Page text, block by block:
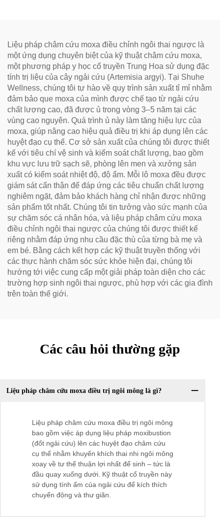
Liệu pháp châm cứu moxa điều chỉnh ngôi thai ngược là
một ứng dụng chuyên biệt của kỹ thuật châm cứu moxa,
một phương pháp y học cổ truyền Trung Hoa sử dụng đặc
tính trị liệu của cây ngải cứu (Artemisia argyi). Tại Shuhe
Wellness, chúng tôi tự hào về quy trình sản xuất tỉ mỉ nhằm
đảm bảo que moxa của mình được chế tạo từ ngải cứu
chất lượng cao, đã được ủ trong vòng 3–5 năm tại các
vùng cao nguyên. Quá trình ủ này làm tăng hiệu lực của
moxa, giúp nâng cao hiệu quả điều trị khi áp dụng lên các
huyệt đạo cụ thể. Cơ sở sản xuất của chúng tôi được thiết
kế với tiêu chí vệ sinh và kiểm soát chất lượng, bao gồm
khu vực lưu trữ sạch sẽ, phòng lên men và xưởng sản
xuất có kiểm soát nhiệt độ, độ ẩm. Mỗi lô moxa đều được
giám sát cẩn thận để đáp ứng các tiêu chuẩn chất lượng
nghiêm ngặt, đảm bảo khách hàng chỉ nhận được những
sản phẩm tốt nhất. Chúng tôi tin tưởng vào sức mạnh của
sự chăm sóc cá nhân hóa, và liệu pháp châm cứu moxa
điều chỉnh ngôi thai ngược của chúng tôi được thiết kế
riêng nhằm đáp ứng nhu cầu đặc thù của từng bà mẹ và
em bé. Bằng cách kết hợp các kỹ thuật truyền thống với
các thực hành chăm sóc sức khỏe hiện đại, chúng tôi
hướng tới việc cung cấp một giải pháp toàn diện cho các
trường hợp sinh ngôi thai ngược, phù hợp với các gia đình
trên toàn thế giới.
Các câu hỏi thường gặp
Liệu pháp châm cứu moxa điều trị ngôi mông là gì?
Liệu pháp châm cứu moxa điều trị ngôi mông
bao gồm việc áp dụng liệu pháp moxibustion
(đốt ngải cứu) lên các huyệt đạo châm cứu
cụ thể nhằm khuyến khích thai nhi ngôi mông
xoay về tư thế thuận lợi nhất để sinh – tức là
đầu quay xuống dưới. Kỹ thuật cổ truyền này
sử dụng tính ấm của ngải cứu để kích thích
chuyển động và thư giãn.